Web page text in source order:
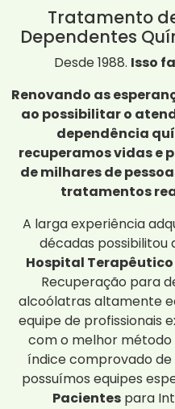
Tratamento
Dependentes
Desde 1988. Isso
Renovando as
ao possibilitar o
dependência
recuperamos vidas e
de milhares de
tratamentos
A larga experiência
décadas
Hospital Terapêutico
Recuperação para
alcoólatras altamente
equipe de profissionais
com o melhor
índice comprovado de
possuímos equipes
Pacientes para